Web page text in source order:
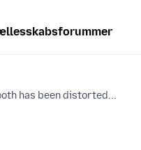
has been distorted...